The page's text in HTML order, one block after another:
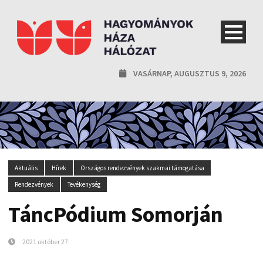
VASÁRNAP, AUGUSZTUS 9, 2026
Aktuális Hírek
Országos rendezvények szakmai támogatása
Rendezvények
Tevékenység
TáncPódium Somorján
2021 október 27.